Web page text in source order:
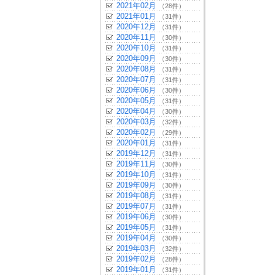
2021年02月 （28件）
2021年01月 （31件）
2020年12月 （31件）
2020年11月 （30件）
2020年10月 （31件）
2020年09月 （30件）
2020年08月 （31件）
2020年07月 （31件）
2020年06月 （30件）
2020年05月 （31件）
2020年04月 （30件）
2020年03月 （32件）
2020年02月 （29件）
2020年01月 （31件）
2019年12月 （31件）
2019年11月 （30件）
2019年10月 （31件）
2019年09月 （30件）
2019年08月 （31件）
2019年07月 （31件）
2019年06月 （30件）
2019年05月 （31件）
2019年04月 （30件）
2019年03月 （32件）
2019年02月 （28件）
2019年01月 （31件）